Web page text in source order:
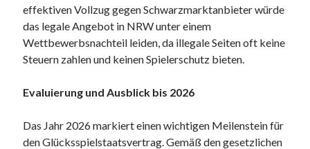
effektiven Vollzug gegen Schwarzmarktanbieter würde
das legale Angebot in NRW unter einem
Wettbewerbsnachteil leiden, da illegale Seiten oft keine
Steuern zahlen und keinen Spielerschutz bieten.
Evaluierung und Ausblick bis 2026
Das Jahr 2026 markiert einen wichtigen Meilenstein für
den Glücksspielstaatsvertrag. Gemäß den gesetzlichen